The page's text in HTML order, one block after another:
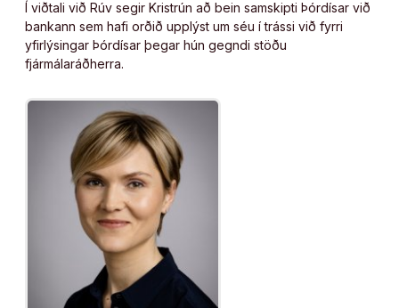
Í viðtali við Rúv segir Kristrún að bein samskipti Þórdísar við
bankann sem hafi orðið upplýst um séu í trássi við fyrri
yfirlýsingar Þórdísar þegar hún gegndi stöðu
fjármálaráðherra.